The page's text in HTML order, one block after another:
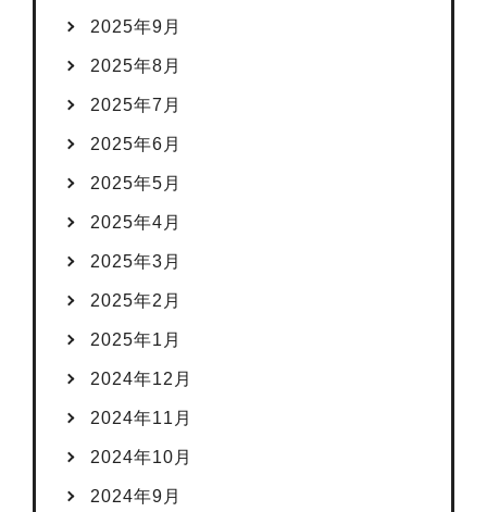
2025年9月
2025年8月
2025年7月
2025年6月
2025年5月
2025年4月
2025年3月
2025年2月
2025年1月
2024年12月
2024年11月
2024年10月
2024年9月